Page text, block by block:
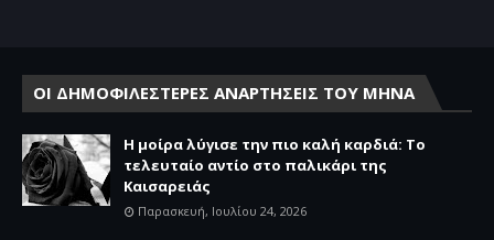
ΟΙ ΔΗΜΟΦΙΛΕΣΤΕΡΕΣ ΑΝΑΡΤΗΣΕΙΣ ΤΟΥ ΜΗΝΑ
Η μοίρα λύγισε την πιο καλή καρδιά: Το
τελευταίο αντίο στο παλικάρι της
Καισαρειάς
Παρασκευή, Ιουλίου 24, 2026